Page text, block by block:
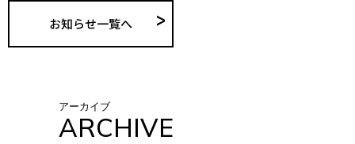
お知らせ一覧へ
アーカイブ
ARCHIVE